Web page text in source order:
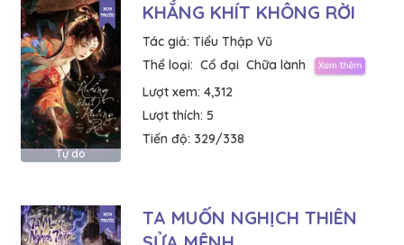
Tự do
KHẮNG KHÍT KHÔNG RỜI
Tác giả: Tiểu Thập Vũ
Thể loại: Cổ đại Chữa lành
Lượt xem: 4,312
Lượt thích: 5
Tiến độ: 329/338
TA MUỐN NGHỊCH THIÊN